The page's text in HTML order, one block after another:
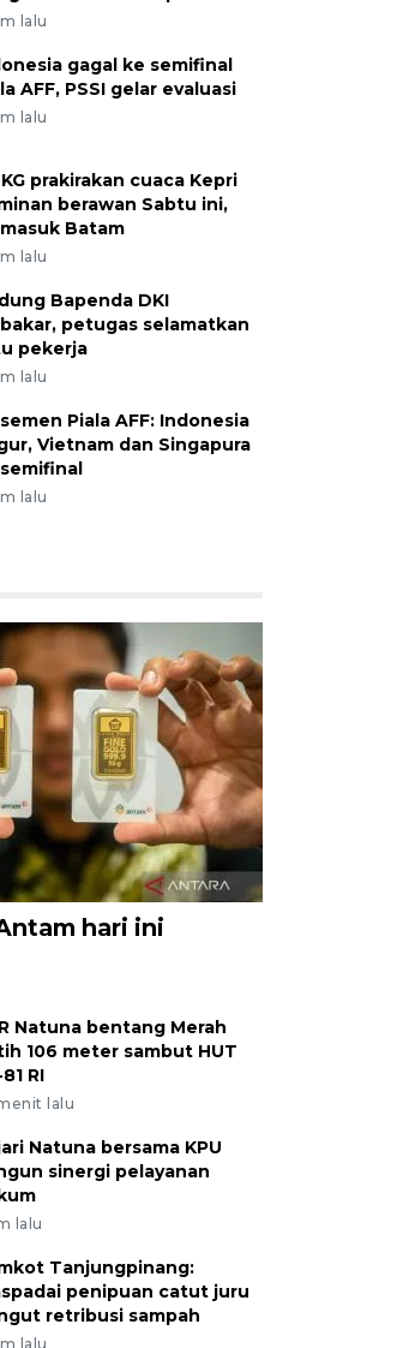
lalu
gagal ke semifinal
AFF, PSSI gelar evaluasi
lalu
prakirakan cuaca Kepri
berawan Sabtu ini,
Batam
lalu
Bapenda DKI
petugas selamatkan
pekerja
lalu
Piala AFF: Indonesia
Vietnam dan Singapura
lalu
hari ini
Natuna bentang Merah
106 meter sambut HUT
RI
lalu
Natuna bersama KPU
sinergi pelayanan
lalu
Tanjungpinang:
penipuan catut juru
retribusi sampah
lalu